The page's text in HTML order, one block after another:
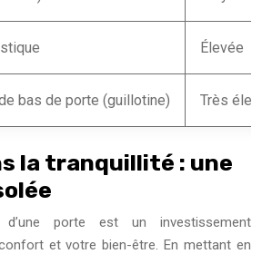
Élevée
bas de porte (guillotine) Très
la tranquillité : une
d’une porte est un investissement
et votre bien-être. En mettant en